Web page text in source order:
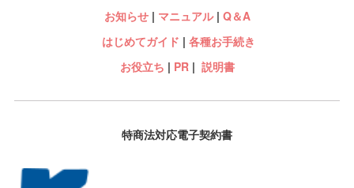
お知らせ| マニュアル| Q＆A
はじめてガイド | 各種お手続き
お役立ち | PR| 説明書
特商法対応電子契約書